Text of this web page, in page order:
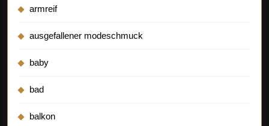
armreif
ausgefallener modeschmuck
baby
bad
balkon